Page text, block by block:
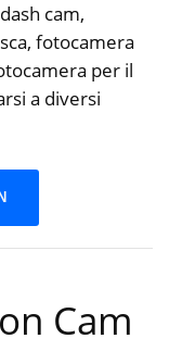
cam,
fotocamera
per il
a diversi
Cam